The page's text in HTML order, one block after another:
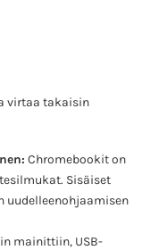
virtaa takaisin
Chromebookit on
Sisäiset
uudelleenohjaamisen
mainittiin, USB-